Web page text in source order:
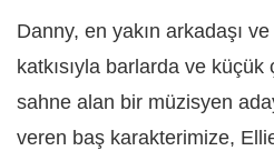
Danny, en yakın arkadaşı
katkısıyla barlarda ve küçük
sahne alan bir müzisyen
veren baş karakterimize,